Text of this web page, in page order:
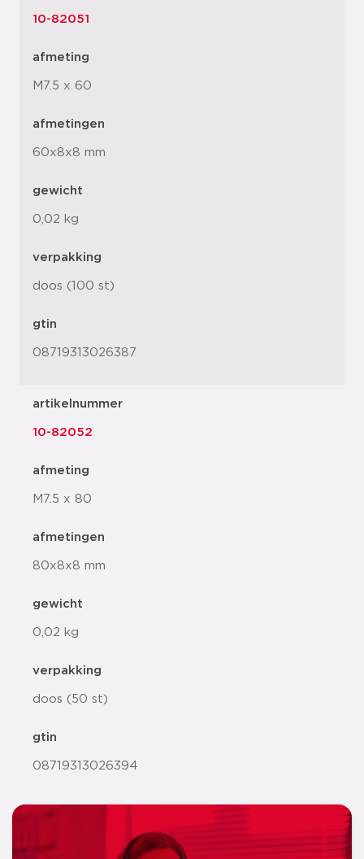
10-82051
afmeting
M7.5 x 60
afmetingen
60x8x8 mm
gewicht
0,02 kg
verpakking
doos (100 st)
gtin
08719313026387
artikelnummer
10-82052
afmeting
M7.5 x 80
afmetingen
80x8x8 mm
gewicht
0,02 kg
verpakking
doos (50 st)
gtin
08719313026394